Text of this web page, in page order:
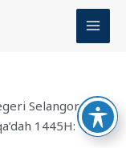
Selangor
1445H: